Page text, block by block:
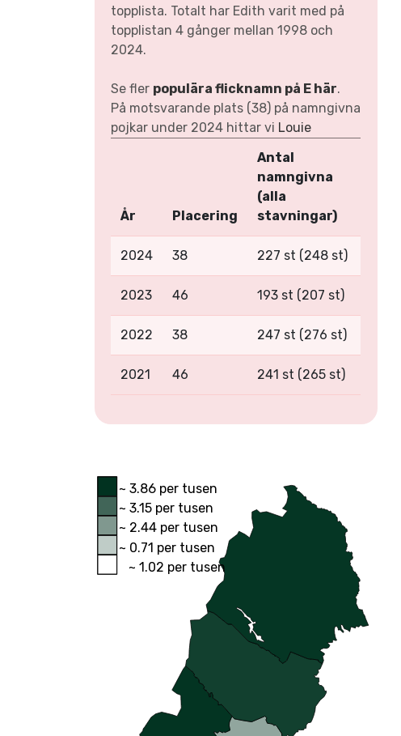
topplista. Totalt har Edith varit med på
topplistan 4 gånger mellan 1998 och
2024.
Se fler populära flicknamn på E här.
På motsvarande plats (38) på namngivna
pojkar under 2024 hittar vi Louie
År Placering
Antal
namngivna
(alla
stavningar)
2024 38 227 st (248 st)
2023 46 193 st (207 st)
2022 38 247 st (276 st)
2021 46 241 st (265 st)
~ 3.86 per tusen
~ 3.15 per tusen
~ 2.44 per tusen
~ 0.71 per tusen
~ 1.02 per tusen